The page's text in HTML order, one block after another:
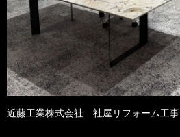
近藤工業株式会社 社屋リフォーム工事